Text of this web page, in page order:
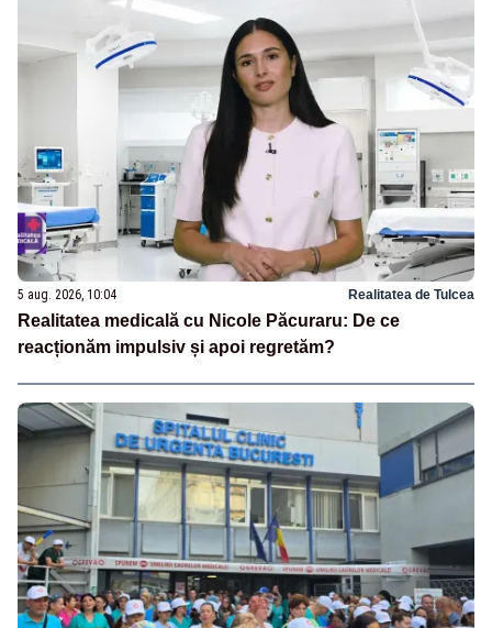
5 aug. 2026, 10:04 Realitatea de Tulcea
Realitatea medicală cu Nicole Păcuraru: De ce
reacționăm impulsiv și apoi regretăm?